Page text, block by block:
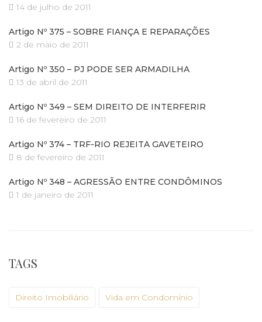
14 de julho de 2011
Artigo Nº 375 – SOBRE FIANÇA E REPARAÇÕES
2 de maio de 2011
Artigo Nº 350 – PJ PODE SER ARMADILHA
13 de abril de 2011
Artigo Nº 349 – SEM DIREITO DE INTERFERIR
16 de fevereiro de 2011
Artigo Nº 374 – TRF-RIO REJEITA GAVETEIRO
8 de fevereiro de 2011
Artigo Nº 348 – AGRESSÃO ENTRE CONDÔMINOS
1 de janeiro de 2011
TAGS
Direito Imobiliário Vida em Condomínio